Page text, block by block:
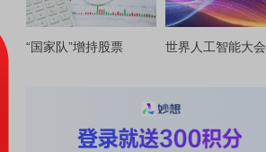
“国家队”增持股票 世界人工智能大会